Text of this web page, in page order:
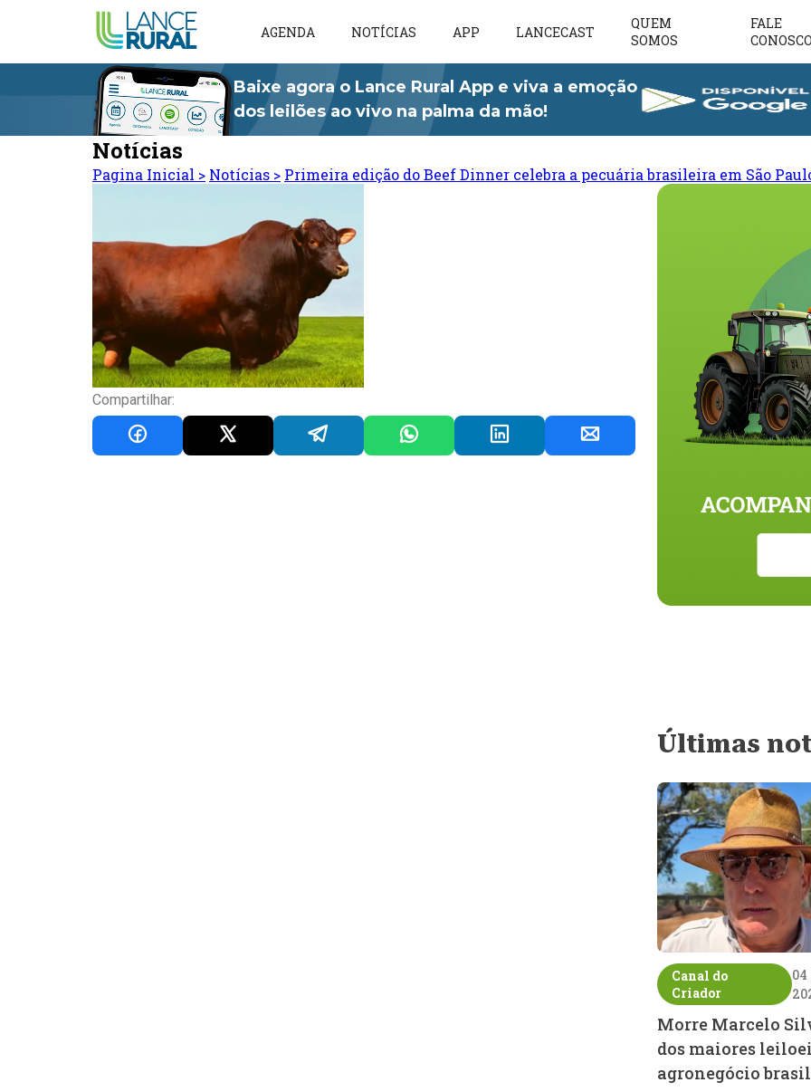
AGENDA NOTÍCIAS APP LANCECAST
QUEM
SOMOS
FALE
CONOSCO
Baixe agora o Lance Rural App e viva a emoção
dos leilões ao vivo na palma da mão!
Notícias
Pagina Inicial > Notícias > Primeira edição do Beef Dinner celebra a pecuária brasileira em São
Compartilhar:
Últimas
Canal do
Criador
04
Morre Marcelo
dos maiores
agronegócio